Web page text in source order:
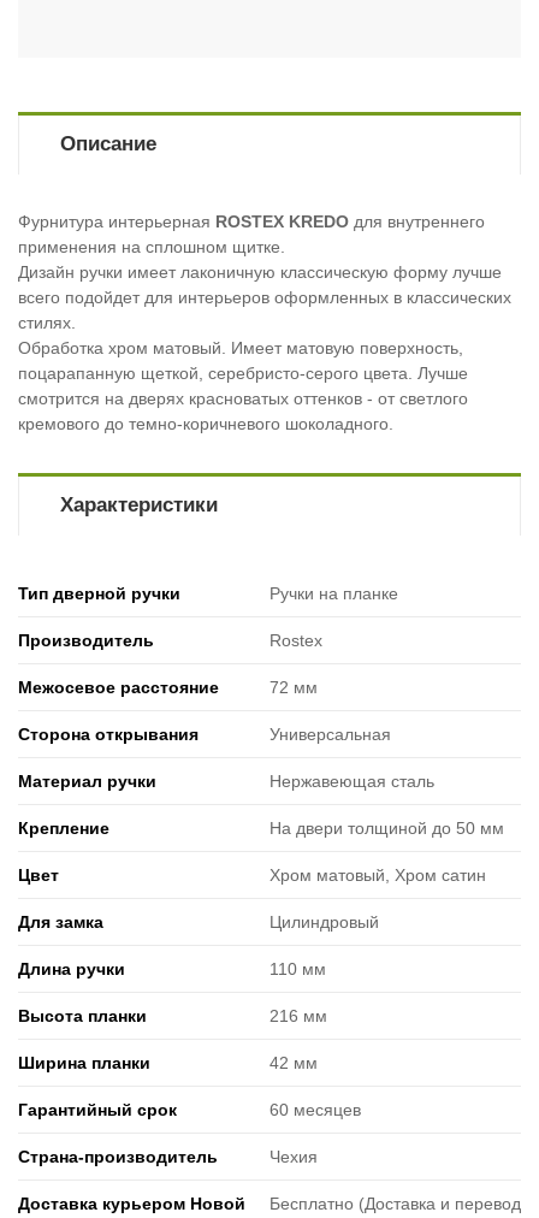
Описание
Фурнитура интерьерная ROSTEX KREDO для внутреннего
применения на сплошном щитке.
Дизайн ручки имеет лаконичную классическую форму лучше
всего подойдет для интерьеров оформленных в классических
стилях.
Обработка хром матовый. Имеет матовую поверхность,
поцарапанную щеткой, серебристо-серого цвета. Лучше
смотрится на дверях красноватых оттенков - от светлого
кремового до темно-коричневого шоколадного.
Характеристики
Тип дверной ручки Ручки на планке
Производитель Rostex
Межосевое расстояние 72 мм
Сторона открывания Универсальная
Материал ручки Нержавеющая сталь
Крепление На двери толщиной до 50 мм
Цвет Хром матовый, Хром сатин
Для замка Цилиндровый
Длина ручки 110 мм
Высота планки 216 мм
Ширина планки 42 мм
Гарантийный срок 60 месяцев
Страна-производитель Чехия
Доставка курьером Новой
Бесплатно (Доставка и перевод